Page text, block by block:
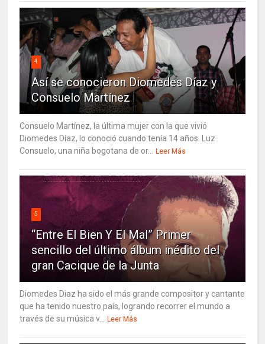
4
Así se conocieron Diomedes Díaz y
Consuelo Martínez
Consuelo Martínez, la última mujer con la que vivió
Diomedes Díaz, lo conoció cuando tenía 14 años. Luz
Consuelo, una niña bogotana de or... Leer Más
5
“Entre El Bien Y El Mal” Primer
sencillo del último álbum inédito del
gran Cacique de la Junta
Diomedes Diaz ha sido el más grande compositor y cantante
que ha tenido nuestro país, logrando recorrer el mundo a
través de su música v... Leer Más